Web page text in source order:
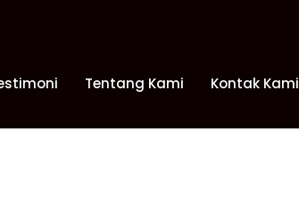
Tentang Kami Kontak Kami